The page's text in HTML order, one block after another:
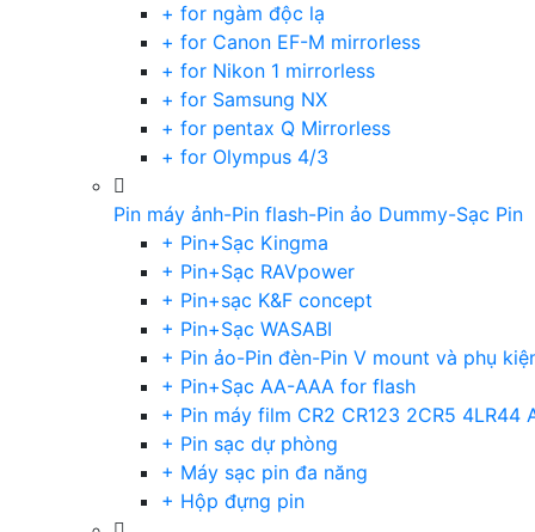
+ for ngàm độc lạ
+ for Canon EF-M mirrorless
+ for Nikon 1 mirrorless
+ for Samsung NX
+ for pentax Q Mirrorless
+ for Olympus 4/3
Pin máy ảnh-Pin flash-Pin ảo Dummy-Sạc Pin
+ Pin+Sạc Kingma
+ Pin+Sạc RAVpower
+ Pin+sạc K&F concept
+ Pin+Sạc WASABI
+ Pin ảo-Pin đèn-Pin V mount và phụ
+ Pin+Sạc AA-AAA for flash
+ Pin máy film CR2 CR123 2CR5 4LR44
+ Pin sạc dự phòng
+ Máy sạc pin đa năng
+ Hộp đựng pin